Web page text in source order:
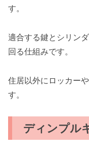
す。
適合する鍵とシリン
回る仕組みです。
住居以外にロッカー
す。
ディンプル